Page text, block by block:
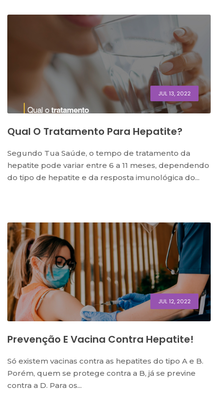
JUL 13, 2022
Qual O Tratamento Para Hepatite?
Segundo Tua Saúde, o tempo de tratamento da
hepatite pode variar entre 6 a 11 meses, dependendo
do tipo de hepatite e da resposta imunológica do...
JUL 12, 2022
Prevenção E Vacina Contra Hepatite!
Só existem vacinas contra as hepatites do tipo A e B.
Porém, quem se protege contra a B, já se previne
contra a D. Para os...